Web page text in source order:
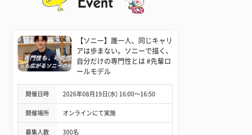
【ソニー】誰一人、同じキャリ
アは歩まない。ソニーで描く、
自分だけの専門性とは #先輩ロ
ールモデル
開催日時 2026年08月19日(水) 16:00〜16:50
開催場所 オンラインにて実施
募集人数 300名